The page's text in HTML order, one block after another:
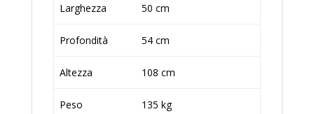
Larghezza 50 cm
Profondità 54 cm
Altezza 108 cm
Peso 135 kg